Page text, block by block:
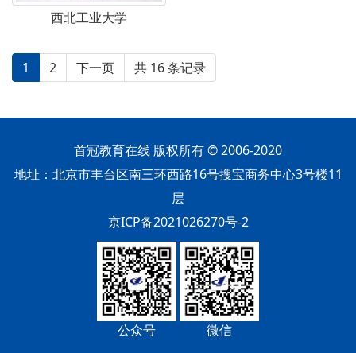
西北工业大学
1 2 下一页 共 16 条记录
首冠教育在线 版权所有 © 2006-2020
地址：北京市丰台区南三环西路16号搜宝商务中心3号楼11
层
京ICP备2021026270号-2
公众号 微信